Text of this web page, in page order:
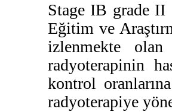
Stage IB grade II
Eğitim ve
izlenmekte
radyoterapinin
kontrol
radyoterapiye